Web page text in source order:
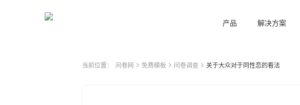
产品 解决方案
当前位置： 问卷网 免费模板 问卷调查 关于大众对于同性恋的看法